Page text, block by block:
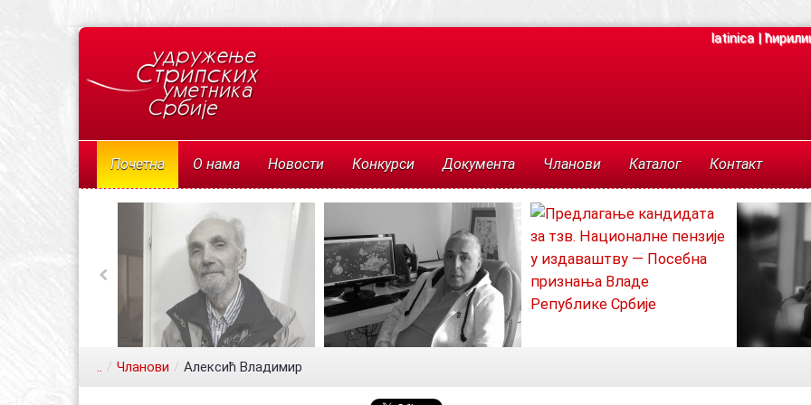
latinica|
Почетна О нама Новости Конкурси Документа Чланови Каталог Контакт
.. / Чланови / Алексић Владимир